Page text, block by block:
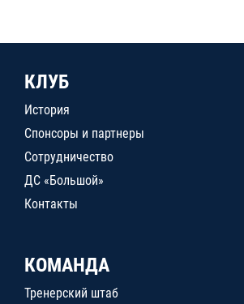
КЛУБ
История
Спонсоры и партнеры
Сотрудничество
ДС «Большой»
Контакты
КОМАНДА
Тренерский штаб